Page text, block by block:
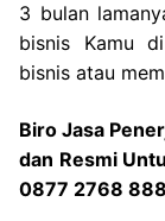
3 bulan
bisnis Kamu
bisnis atau
Biro Jasa
dan Resmi
0877 2768